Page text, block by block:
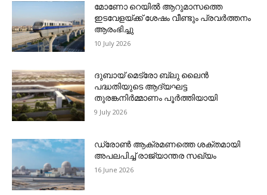
മോണോ റെയില്‍ ആറുമാസത്തെ
ഇടവേളയ്ക്ക് ശേഷം വീണ്ടും പ്രവര്‍ത്തനം
ആരംഭിച്ചു
10 July 2026
ദുബായ് മെട്രോ ബ്ലു ലൈന്‍
പദ്ധതിയുടെ ആദ്യഘട്ട
തുരങ്കനിര്‍മ്മാണം പൂര്‍ത്തിയായി
9 July 2026
ഡ്രോണ്‍ ആക്രമണത്തെ ശക്തമായി
അപലപിച്ച് രാജ്യാന്തര സഖ്യം
16 June 2026